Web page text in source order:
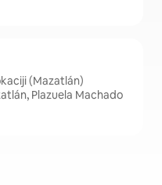
(Mazatlán)
Plazuela Machado